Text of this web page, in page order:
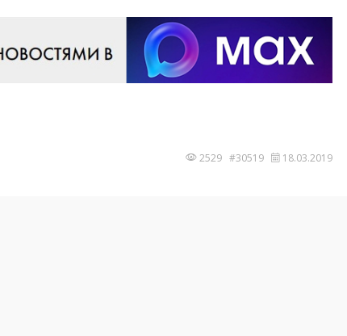
2529 #30519 18.03.2019